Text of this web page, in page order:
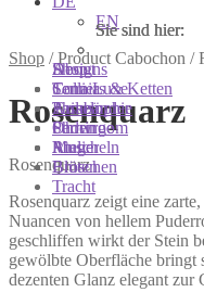
EN
Shop /Product Cabochon /
Rosenquarz
Rosenquarz
Rosenquarz zeigt eine
Nuancen von hellem
geschliffen wirkt der Stein
gewölbte Oberfläche bringt
dezenten Glanz elegant zur
Sie sind hier:
Shop
Colliers & Ketten
Armbänder
Ohrringe
Ringe
Broschen
Sie sind hier:
Designs
Terra Luxe
Tasseln
Perlen
Muscheln
Blüten
Tracht
Sie sind hier:
About
Sonnia
Philosophie
Showroom
Atelier